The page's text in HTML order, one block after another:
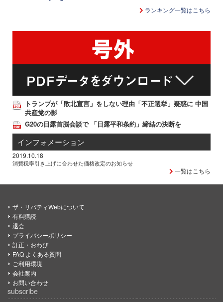
ランキング一覧はこちら
トランプが「敗北宣言」をしない理由「不正選挙」疑惑に 中国
共産党の影
G20の日露首脳会談で 「日露平和条約」締結の決断を
インフォメーション
2019.10.18
消費税率引き上げに合わせた価格改定のお知らせ
一覧はこちら
ザ・リバティWebについて
有料購読
退会
プライバシーポリシー
訂正・おわび
FAQ よくある質問
ご利用環境
会社案内
お問い合わせ
subscribe